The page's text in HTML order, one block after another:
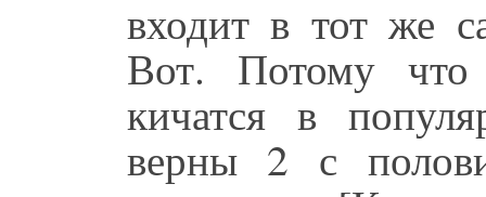
входит в тот же
Вот. Потому
кичатся в
верны 2 с